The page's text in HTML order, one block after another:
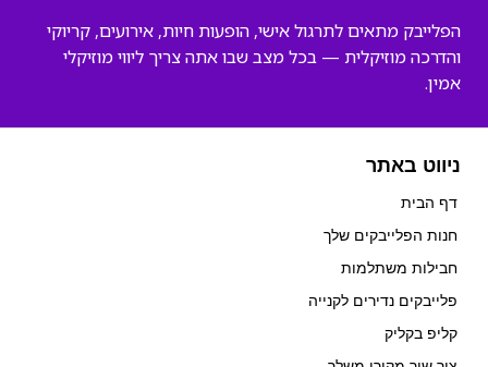
הפלייבק מתאים לתרגול אישי, הופעות חיות, אירועים, קריוקי
והדרכה מוזיקלית — בכל מצב שבו אתה צריך ליווי מוזיקלי
אמין.
ניווט באתר
דף הבית
חנות הפלייבקים שלך
חבילות משתלמות
פלייבקים נדירים לקנייה
קליפ בקליק